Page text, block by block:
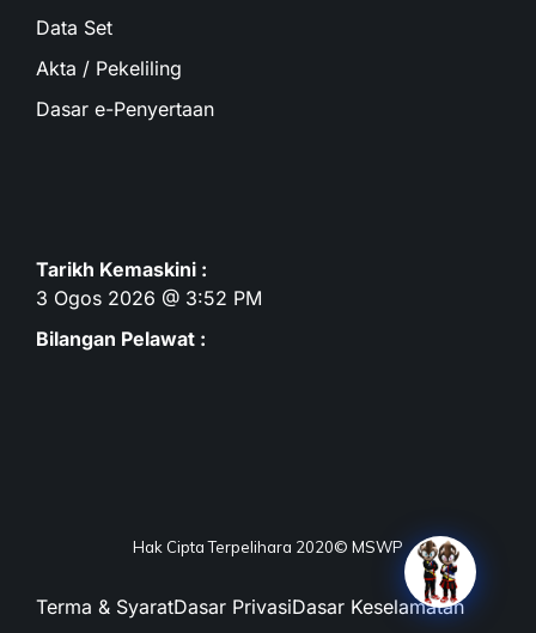
Data Set
Akta / Pekeliling
Dasar e-Penyertaan
Tarikh Kemaskini :
3 Ogos 2026 @ 3:52 PM
Bilangan Pelawat :
Hak Cipta Terpelihara 2020© MSWP
Terma & SyaratDasar PrivasiDasar Keselamatan